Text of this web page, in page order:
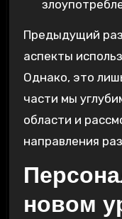
Предыдущий
аспекты
Однако, это
части мы
области и
направления
новом